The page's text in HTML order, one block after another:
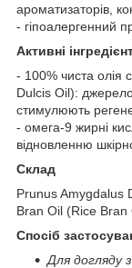
ароматизаторів,
- гіпоалергенний
Активні
- 100% чиста олія
Dulcis Oil): джерело
стимулюють
- омега-9 жирні
відновленню
Склад
Prunus Amygdalus
Bran Oil (Rice Bran
Спосіб
Для догляду